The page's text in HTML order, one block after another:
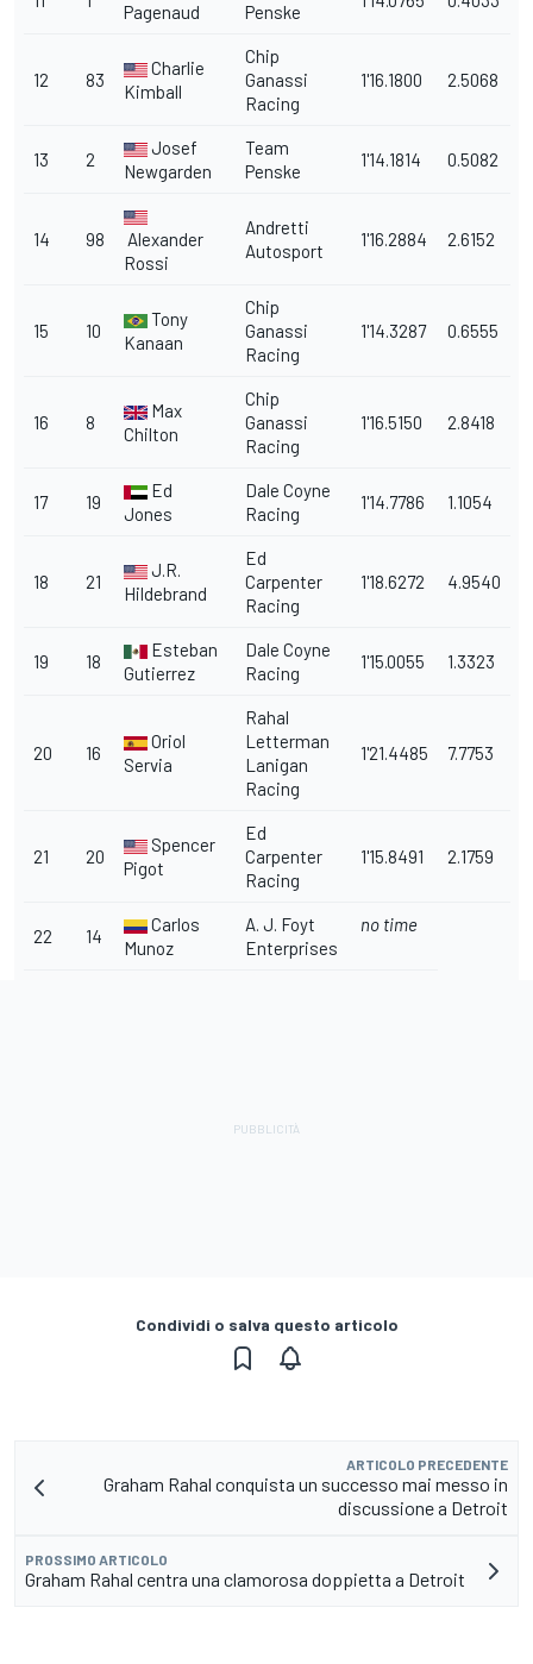
Pagenaud Penske
12 83
Charlie
Kimball
Chip
Ganassi
Racing
1'16.1800 2.5068
13 2
Josef
Newgarden
Team
Penske
1'14.1814 0.5082
14 98
Alexander
Rossi
Andretti
Autosport
1'16.2884 2.6152
15 10
Tony
Kanaan
Chip
Ganassi
Racing
1'14.3287 0.6555
16 8
Max
Chilton
Chip
Ganassi
Racing
1'16.5150 2.8418
17 19
Ed
Jones
Dale Coyne
Racing
1'14.7786 1.1054
18 21
J.R.
Hildebrand
Ed
Carpenter
Racing
1'18.6272 4.9540
19 18
Esteban
Gutierrez
Dale Coyne
Racing
1'15.0055 1.3323
20 16
Oriol
Servia
Rahal
Letterman
Lanigan
Racing
1'21.4485 7.7753
21 20
Spencer
Pigot
Ed
Carpenter
Racing
1'15.8491 2.1759
22 14
Carlos
Munoz
A. J. Foyt
Enterprises
no time
Condividi o salva questo articolo
ARTICOLO PRECEDENTE
Graham Rahal conquista un successo mai messo in
discussione a Detroit
PROSSIMO ARTICOLO
Graham Rahal centra una clamorosa doppietta a Detroit